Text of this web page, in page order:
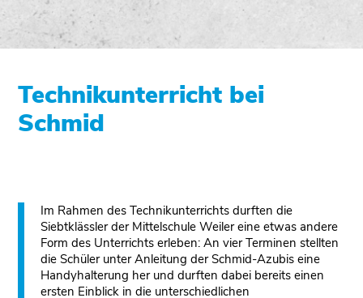
Technikunterricht bei
Schmid
Im Rahmen des Technikunterrichts durften die
Siebtklässler der Mittelschule Weiler eine etwas andere
Form des Unterrichts erleben: An vier Terminen stellten
die Schüler unter Anleitung der Schmid-Azubis eine
Handyhalterung her und durften dabei bereits einen
ersten Einblick in die unterschiedlichen